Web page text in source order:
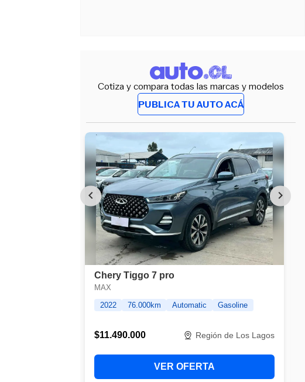
Cotiza y compara todas las marcas y modelos
PUBLICA TU AUTO ACÁ